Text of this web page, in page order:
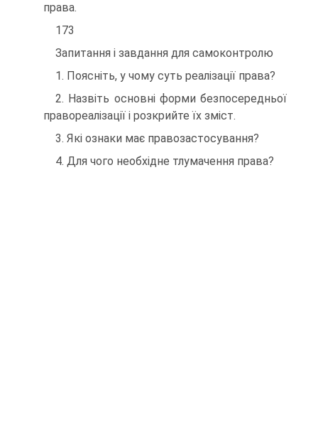
права.
173
Запитання і завдання для самоконтролю
1. Поясніть, у чому суть реалізації права?
2. Назвіть основні форми безпосередньої
правореалізації і розкрийте їх зміст.
3. Які ознаки має правозастосування?
4. Для чого необхідне тлумачення права?